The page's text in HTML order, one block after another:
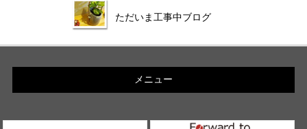
ただいま工事中ブログ
メニュー